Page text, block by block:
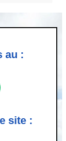
au :
site :